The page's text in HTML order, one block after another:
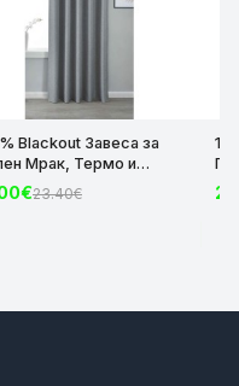
Blackout Завеса за
Мрак, Термо и
с коланче
Сив, 175х140 и
23.40€